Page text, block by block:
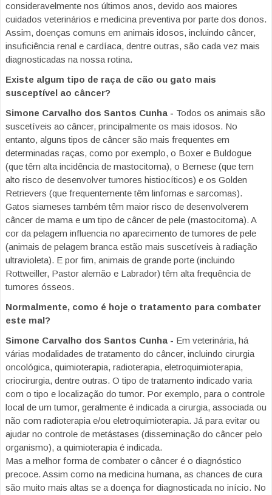
consideravelmente nos últimos anos, devido aos maiores
cuidados veterinários e medicina preventiva por parte dos donos.
Assim, doenças comuns em animais idosos, incluindo câncer,
insuficiência renal e cardíaca, dentre outras, são cada vez mais
diagnosticadas na nossa rotina.
Existe algum tipo de raça de cão ou gato mais
susceptível ao câncer?
Simone Carvalho dos Santos Cunha - Todos os animais são
suscetíveis ao câncer, principalmente os mais idosos. No
entanto, alguns tipos de câncer são mais frequentes em
determinadas raças, como por exemplo, o Boxer e Buldogue
(que têm alta incidência de mastocitoma), o Bernese (que tem
alto risco de desenvolver tumores histiocíticos) e os Golden
Retrievers (que frequentemente têm linfomas e sarcomas).
Gatos siameses também têm maior risco de desenvolverem
câncer de mama e um tipo de câncer de pele (mastocitoma). A
cor da pelagem influencia no aparecimento de tumores de pele
(animais de pelagem branca estão mais suscetíveis à radiação
ultravioleta). E por fim, animais de grande porte (incluindo
Rottweiller, Pastor alemão e Labrador) têm alta frequência de
tumores ósseos.
Normalmente, como é hoje o tratamento para combater
este mal?
Simone Carvalho dos Santos Cunha - Em veterinária, há
várias modalidades de tratamento do câncer, incluindo cirurgia
oncológica, quimioterapia, radioterapia, eletroquimioterapia,
criocirurgia, dentre outras. O tipo de tratamento indicado varia
com o tipo e localização do tumor. Por exemplo, para o controle
local de um tumor, geralmente é indicada a cirurgia, associada ou
não com radioterapia e/ou eletroquimioterapia. Já para evitar ou
ajudar no controle de metástases (disseminação do câncer pelo
organismo), a quimioterapia é indicada.
Mas a melhor forma de combater o câncer é o diagnóstico
precoce. Assim como na medicina humana, as chances de cura
são muito mais altas se a doença for diagnosticada no início. No